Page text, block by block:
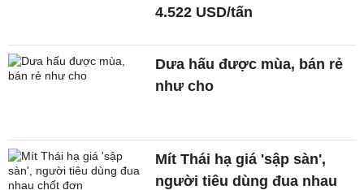
4.522 USD/tấn
Dưa hấu được mùa, bán rẻ
như cho
Mít Thái hạ giá 'sập sàn',
người tiêu dùng đua nhau